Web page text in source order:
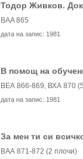
Тодор Живков.
BAA 865
дата на запис: 1981
В помощ на
ВЕА 866-869, ВХА 870
дата на запис: 1981
За мен ти си
ВАА 871-872 (2 плочи)